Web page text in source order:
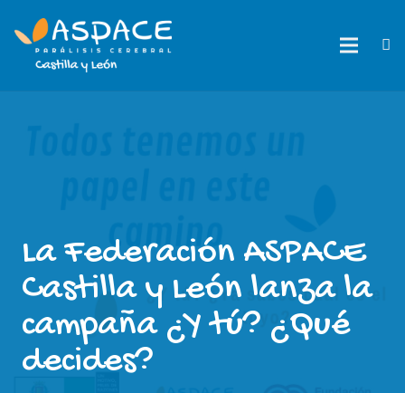
La Federación ASPACE
Castilla y León lanza la
campaña ¿Y tú? ¿Qué
decides?